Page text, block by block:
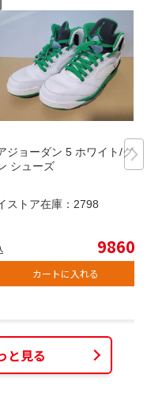
ジョーダン 5 ホワイト/グリ
シューズ
ストア在庫： 2798
9860
カートに入れる
と見る